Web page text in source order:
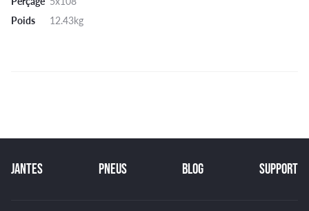
Poids
12.43kg
JANTES PNEUS BLOG SUPPORT